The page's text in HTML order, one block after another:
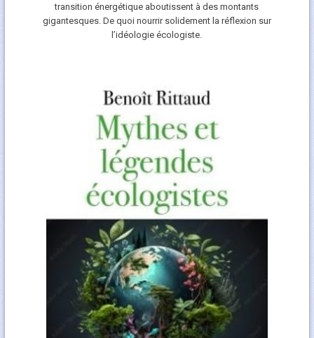
transition énergétique aboutissent à des montants
gigantesques. De quoi nourrir solidement la réflexion sur
l’idéologie écologiste.